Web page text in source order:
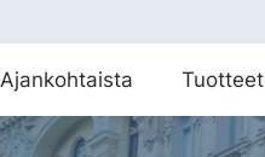
Ajankohtaista Tuotteet